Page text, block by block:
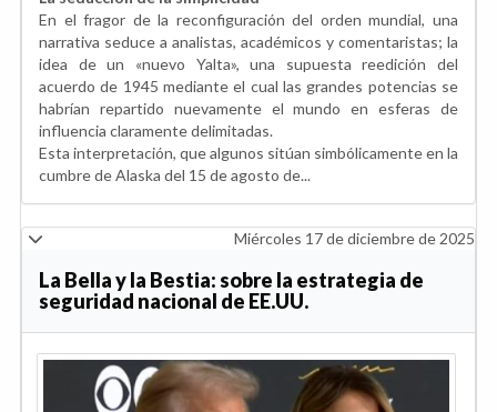
En el fragor de la reconfiguración del orden mundial, una
narrativa seduce a analistas, académicos y comentaristas; la
idea de un «nuevo Yalta», una supuesta reedición del
acuerdo de 1945 mediante el cual las grandes potencias se
habrían repartido nuevamente el mundo en esferas de
influencia claramente delimitadas.
Esta interpretación, que algunos sitúan simbólicamente en la
cumbre de Alaska del 15 de agosto de...
Miércoles 17 de diciembre de 2025
La Bella y la Bestia: sobre la estrategia de
seguridad nacional de EE.UU.